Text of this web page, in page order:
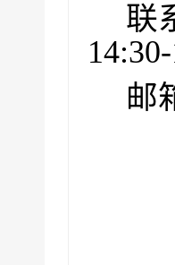
联
邮